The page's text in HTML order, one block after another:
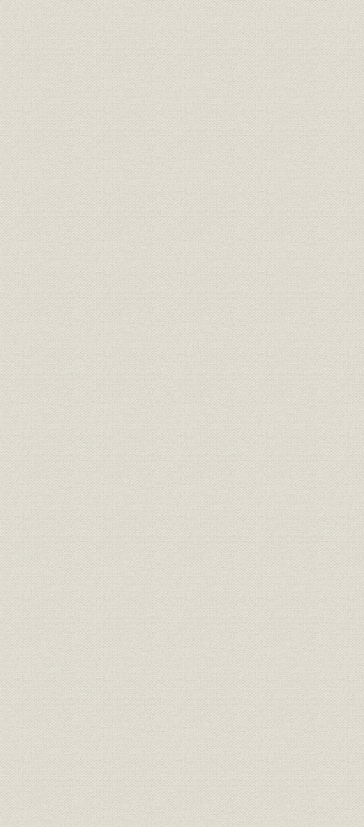
不況期から大戦景気へ
海運・貿易の好況と重化学工業化
戦時保険と損害保険会社
2. 損害保険会社の新設と競争
海上保険会社の設立および海上保険への進出
国内火災保険市場の安定
第2節 大阪海上火災としての再生
1. 経営陣の交替と組織の刷新
経営陣の交替
大株主の移動
大阪商船系企業の経営参加
繰越損失金の処理と新株の一部払込請求
内部組織の刷新
2. 営業方針の転換
海上保険の元受営業とセジック・コリンズ社との代理店契約
火災保険営業に関する方針
3. 営業の拡大
大手保険会社への躍進
海上保険の急成長
火災保険営業の展開
4. 資産運用と業績
500万円および1000万円への増資
好調な業績
運用資産の急増